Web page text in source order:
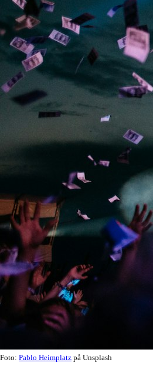
Foto: Pablo Heimplatz på Unsplash